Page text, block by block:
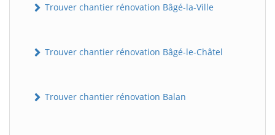
Trouver chantier rénovation Bâgé-la-Ville
Trouver chantier rénovation Bâgé-le-Châtel
Trouver chantier rénovation Balan